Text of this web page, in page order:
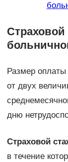
Страховой
Размер оплаты
от двух
дню
Страховой
в течение